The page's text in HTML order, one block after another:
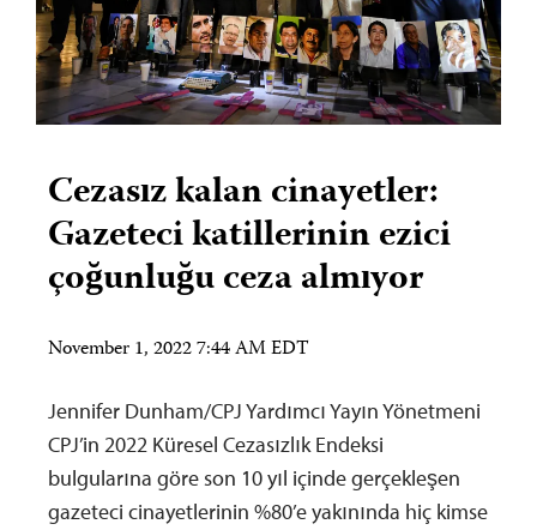
Cezasız kalan cinayetler:
Gazeteci katillerinin ezici
çoğunluğu ceza almıyor
November 1, 2022 7:44 AM EDT
Jennifer Dunham/CPJ Yardımcı Yayın Yönetmeni
CPJ’in 2022 Küresel Cezasızlık Endeksi
bulgularına göre son 10 yıl içinde gerçekleşen
gazeteci cinayetlerinin %80’e yakınında hiç kimse